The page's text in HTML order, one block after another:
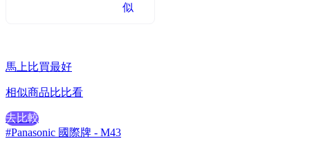
似
馬上比買最好
相似商品比比看
去比較
#Panasonic 國際牌 - M43